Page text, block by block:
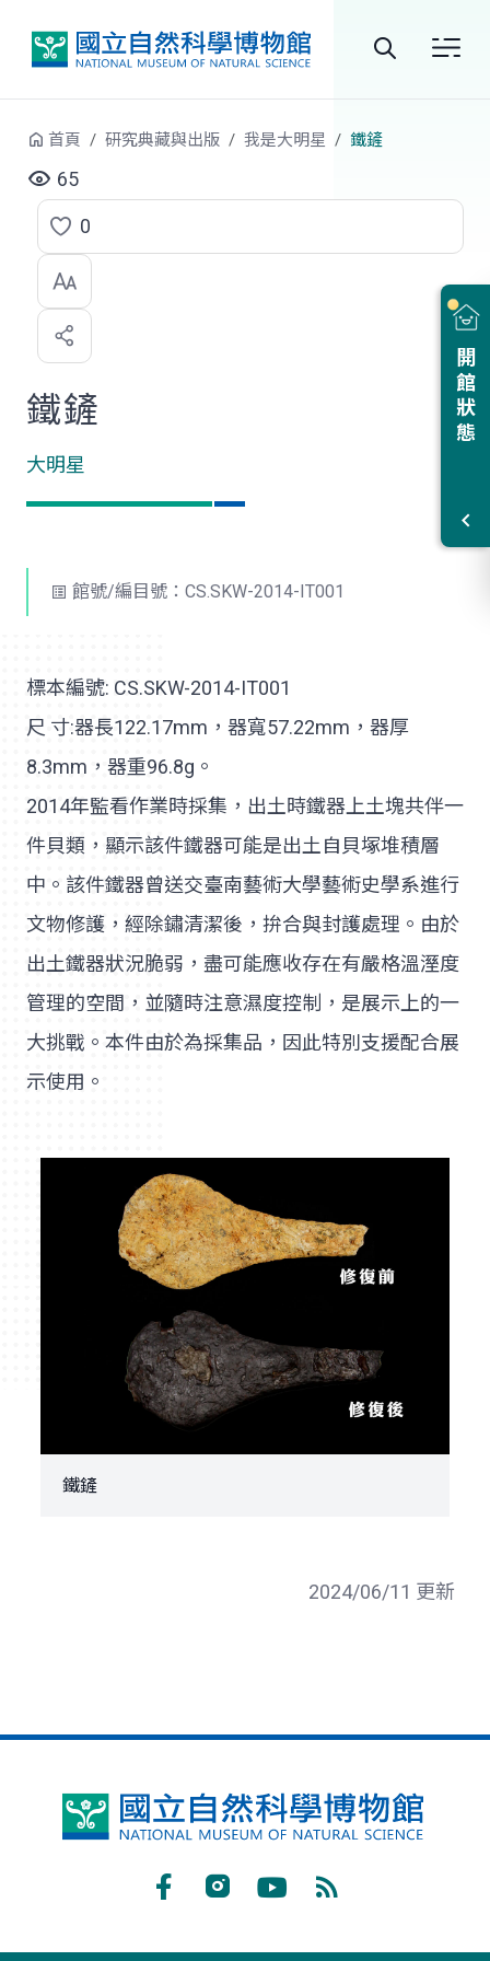
站
尋
開館狀態
首頁 研究典藏與出版 我是大明星 鐵鏟
65
點
選
喜
歡
0
鐵鏟
大明星
館號/編目號：CS.SKW-2014-IT001
標本編號: CS.SKW-2014-IT001
尺 寸:器長122.17mm，器寬57.22mm，器厚
8.3mm，器重96.8g。
2014年監看作業時採集，出土時鐵器上土塊共伴一
件貝類，顯示該件鐵器可能是出土自貝塚堆積層
中。該件鐵器曾送交臺南藝術大學藝術史學系進行
文物修護，經除鏽清潔後，拚合與封護處理。由於
出土鐵器狀況脆弱，盡可能應收存在有嚴格溫溼度
管理的空間，並隨時注意濕度控制，是展示上的一
大挑戰。本件由於為採集品，因此特別支援配合展
示使用。
鐵鏟
2024/06/11 更新
國